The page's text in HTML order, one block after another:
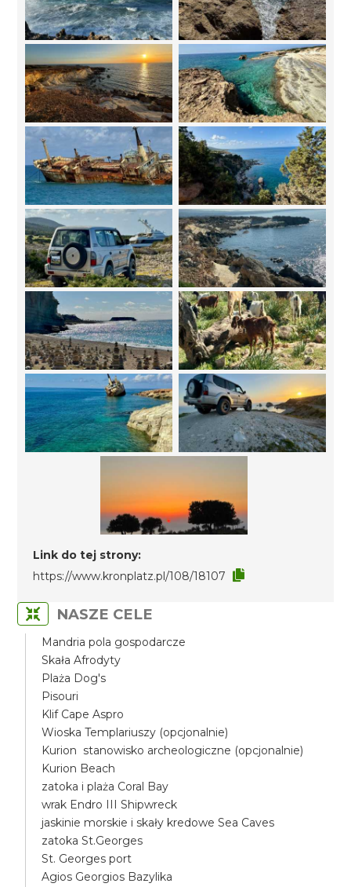
Link do tej strony:
https://www.kronplatz.pl/108/18107
NASZE CELE
Mandria pola gospodarcze
Skała Afrodyty
Plaża Dog's
Pisouri
Klif Cape Aspro
Wioska Templariuszy (opcjonalnie)
Kurion stanowisko archeologiczne (opcjonalnie)
Kurion Beach
zatoka i plaża Coral Bay
wrak Endro III Shipwreck
jaskinie morskie i skały kredowe Sea Caves
zatoka St.Georges
St. Georges port
Agios Georgios Bazylika